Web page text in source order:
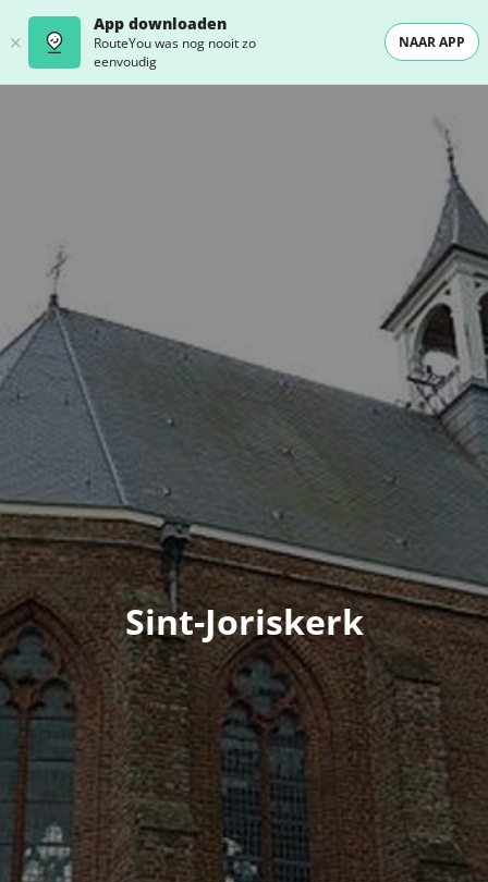
App downloaden
RouteYou was nog nooit zo
eenvoudig
NAAR APP
Sint-Joriskerk